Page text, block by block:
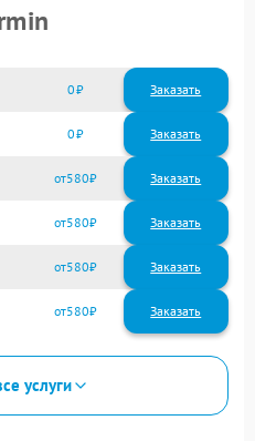
0 Заказать
0 Заказать
580
580
580
580
услуги